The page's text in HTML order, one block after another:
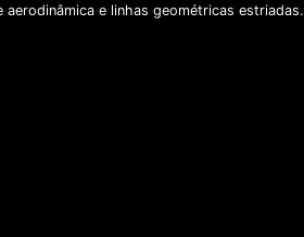
aerodinâmica e linhas geométricas estriadas.